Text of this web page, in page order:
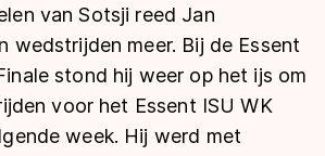
van Sotsji reed Jan
wedstrijden meer. Bij de Essent
stond hij weer op het ijs om
voor het Essent ISU WK
week. Hij werd met